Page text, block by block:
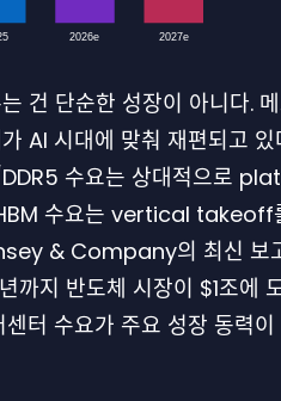
2026e 2027e
건 단순한 성장이 아니다.
AI 시대에 맞춰 재편되고 있
수요는 상대적으로
수요는 vertical takeoff
& Company의 최신 보
까지 반도체 시장이 $1조에
터 수요가 주요 성장 동력이